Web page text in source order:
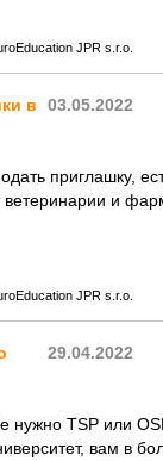
JPR s.r.o.
03.05.2022
в
приглашку,
ветеринарии и
JPR s.r.o.
29.04.2022
нужно TSP или
вам в